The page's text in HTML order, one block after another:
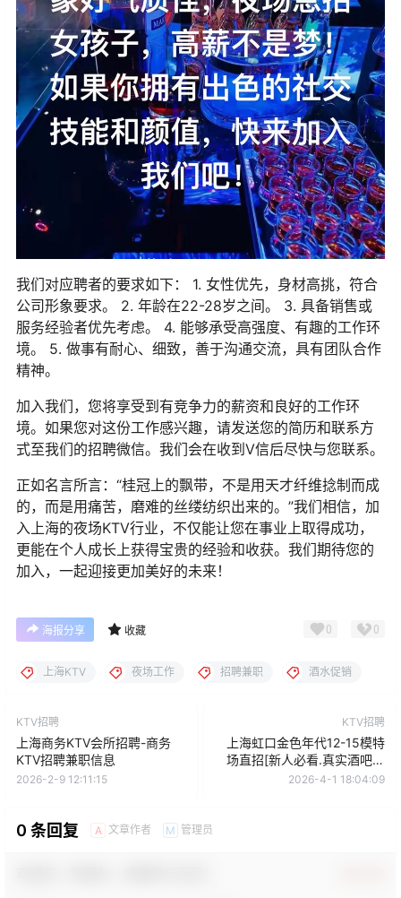
我们对应聘者的要求如下： 1. 女性优先，身材高挑，符合
公司形象要求。 2. 年龄在22-28岁之间。 3. 具备销售或
服务经验者优先考虑。 4. 能够承受高强度、有趣的工作环
境。 5. 做事有耐心、细致，善于沟通交流，具有团队合作
精神。
加入我们，您将享受到有竞争力的薪资和良好的工作环
境。如果您对这份工作感兴趣，请发送您的简历和联系方
式至我们的招聘微信。我们会在收到V信后尽快与您联系。
正如名言所言：“桂冠上的飘带，不是用天才纤维捻制而成
的，而是用痛苦，磨难的丝缕纺织出来的。”我们相信，加
入上海的夜场KTV行业，不仅能让您在事业上取得成功，
更能在个人成长上获得宝贵的经验和收获。我们期待您的
加入，一起迎接更加美好的未来！
海报分享 收藏 0 0
上海KTV 夜场工作 招聘兼职 酒水促销
KTV招聘
上海商务KTV会所招聘-商务
KTV招聘兼职信息
2026-2-9 12:11:15
KTV招聘
上海虹口金色年代12-15模特
场直招[新人必看.真实酒吧夜
场KTV招聘模
2026-4-1 18:04:09
0 条回复 A 文章作者 M 管理员